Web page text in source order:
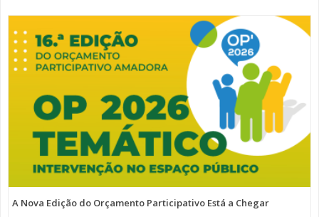
A Nova Edição do Orçamento Participativo Está a Chegar